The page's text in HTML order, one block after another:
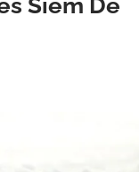
Siem De